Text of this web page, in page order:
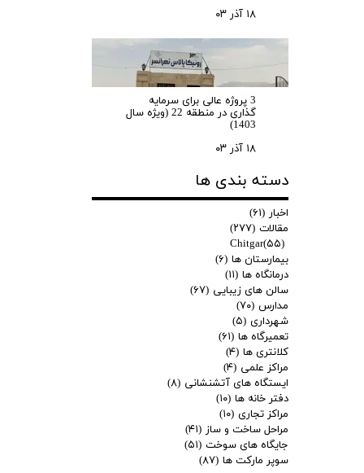
۱۸ آذر ۰۳
3 پروژه عالی برای سرمایه
گذاری در منطقه 22 (ویژه سال
1403)
۱۸ آذر ۰۳
دسته بندی ها
اخبار (۶۱)
مقالات (۲۷۷)
Chitgar(۵۵)
بیمارستان ها (۶)
درمانگاه ها (۱۱)
سالن های زیبایی (۶۷)
مدارس (۷۰)
شهرداری (۵)
تعمیرگاه ها (۶۱)
کلانتری ها (۴)
مراکز علمی (۴)
ایستگاه های آتشنشانی (۸)
دفتر خانه ها (۱۰)
مراکز تجاری (۱۰)
مراحل ساخت و ساز (۴۱)
جایگاه های سوخت (۵۱)
سوپر مارکت ها (۸۷)